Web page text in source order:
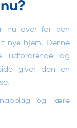
nu over for den
nye hjem. Denne
udfordrende og
giver den en
og lære